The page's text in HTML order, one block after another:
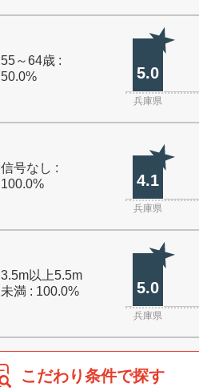
55～64歳 :
50.0%
5.0
兵庫県
信号なし :
100.0%
4.1
兵庫県
3.5m以上5.5m
未満 : 100.0%
5.0
兵庫県
こだわり条件で探す